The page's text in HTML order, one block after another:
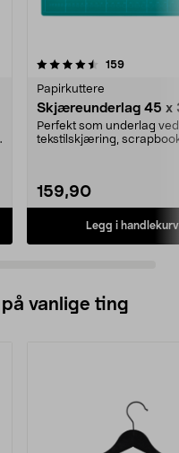
159
Papirkuttere
Skjæreunderlag 45 x
Perfekt som underlag
tekstilskjæring,
159,90
Legg i handlekurv
4.5 av 5 stjerner
vanlige ting